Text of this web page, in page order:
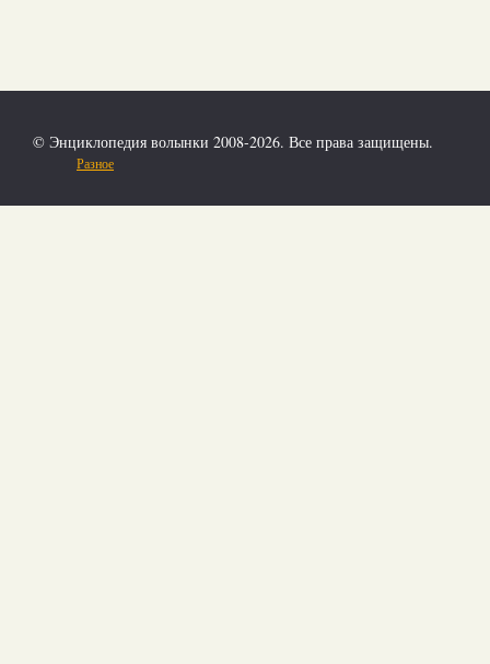
© Энциклопедия волынки 2008-2026. Все права защищены.
Разное